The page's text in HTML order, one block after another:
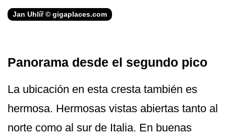
Jan Uhlíř © gigaplaces.com
Panorama desde el segundo pico
La ubicación en esta cresta también es
hermosa. Hermosas vistas abiertas tanto al
norte como al sur de Italia. En buenas